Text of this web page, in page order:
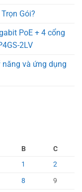
Gói?
PoE + 4 cổng
2LV
và ứng dụng
B
C
1
2
8
9